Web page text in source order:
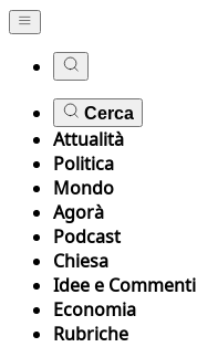
Cerca
Attualità
Politica
Mondo
Agorà
Podcast
Chiesa
Idee e Commenti
Economia
Rubriche